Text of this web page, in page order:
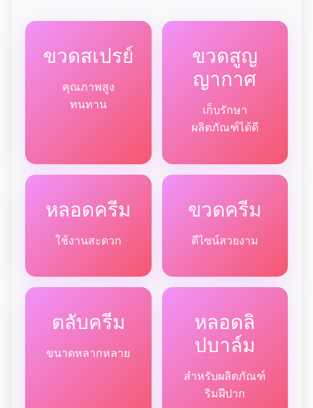
ขวดสเปรย์
คุณภาพสูง
ทนทาน
ขวดสูญ
ญากาศ
เก็บรักษา
ผลิตภัณฑ์ได้ดี
หลอดครีม
ใช้งานสะดวก
ขวดครีม
ดีไซน์สวยงาม
ตลับครีม
ขนาดหลากหลาย
หลอดลิ
ปบาล์ม
สำหรับผลิตภัณฑ์
ริมฝีปาก